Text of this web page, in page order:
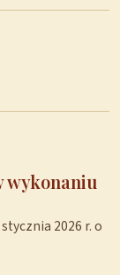
wykonaniu
2026 r. o